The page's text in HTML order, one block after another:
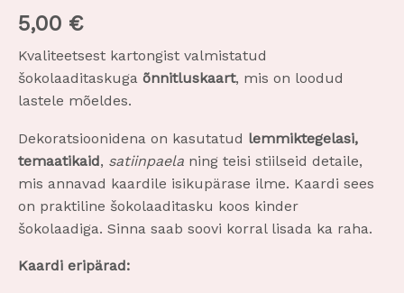
5,00 €
Kvaliteetsest kartongist valmistatud
šokolaaditaskuga õnnitluskaart, mis on loodud
lastele mõeldes.
Dekoratsioonidena on kasutatud lemmiktegelasi,
temaatikaid, satiinpaela ning teisi stiilseid detaile,
mis annavad kaardile isikupärase ilme. Kaardi sees
on praktiline šokolaaditasku koos kinder
šokolaadiga. Sinna saab soovi korral lisada ka raha.
Kaardi eripärad: